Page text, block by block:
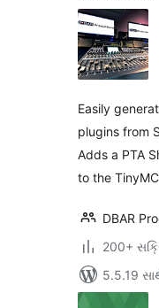
Easily
plugins from
Adds a PTA
to the
DBAR
200+
5.5.19